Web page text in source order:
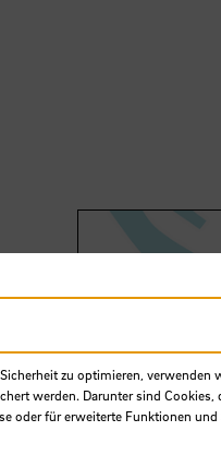
zu optimieren, verwenden
werden. Darunter sind
oder für erweiterte Funktionen